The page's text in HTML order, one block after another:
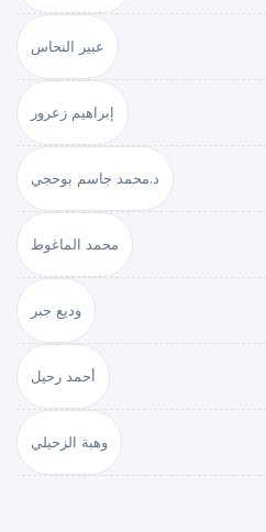
عبير النحاس
إبراهيم زعرور
د.محمد جاسم بوحجي
محمد الماغوط
وديع جبر
أحمد رحيل
وهبة الزحيلي